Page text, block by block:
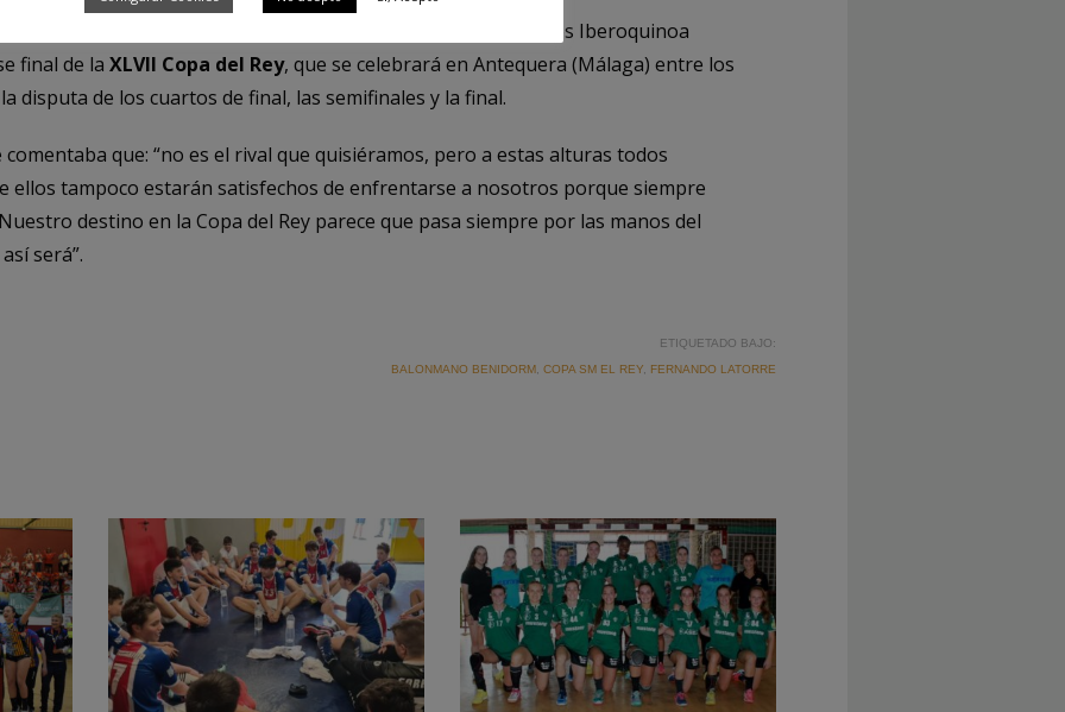
de las eliminatorias estarán presentes, junto los ya clasificados Iberoquinoa
final de la XLVII Copa del Rey, que se celebrará en Antequera (Málaga) entre los
disputa de los cuartos de final, las semifinales y la final.
que: “no es el rival que quisiéramos, pero a estas alturas todos
ellos tampoco estarán satisfechos de enfrentarse a nosotros porque siempre
destino en la Copa del Rey parece que pasa siempre por las manos del
será”.
ETIQUETADO BAJO:
BALONMANO BENIDORM COPA SM EL REY FERNANDO LATORRE